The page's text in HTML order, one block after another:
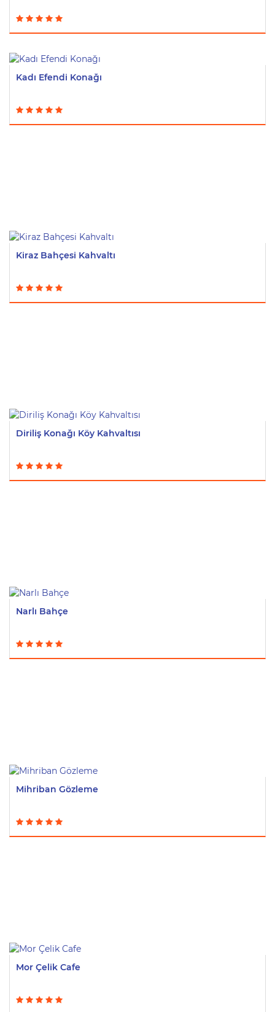
Kadı Efendi Konağı
Kiraz Bahçesi Kahvaltı
Diriliş Konağı Köy Kahvaltısı
Narlı Bahçe
Mihriban Gözleme
Mor Çelik Cafe